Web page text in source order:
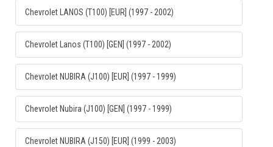
Chevrolet LANOS (T100) [EUR] (1997 - 2002)
Chevrolet Lanos (T100) [GEN] (1997 - 2002)
Chevrolet NUBIRA (J100) [EUR] (1997 - 1999)
Chevrolet Nubira (J100) [GEN] (1997 - 1999)
Chevrolet NUBIRA (J150) [EUR] (1999 - 2003)